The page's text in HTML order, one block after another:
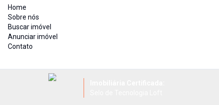
Home
Sobre nós
Buscar imóvel
Anunciar imóvel
Contato